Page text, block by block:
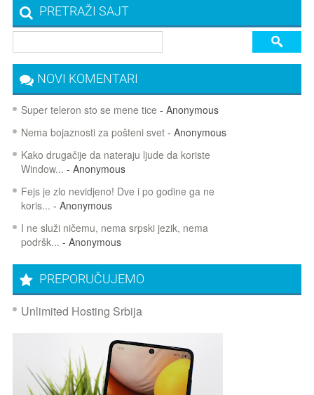
PRETRAŽI SAJT
NOVI KOMENTARI
Super teleron sto se mene tice - Anonymous
Nema bojaznosti za pošteni svet- Anonymous
Kako drugačije da nateraju ljude da koriste
Window... - Anonymous
Fejs je zlo nevidjeno! Dve i po godine ga ne
koris... - Anonymous
I ne služi ničemu, nema srpski jezik, nema
podršk... - Anonymous
PREPORUČUJEMO
Unlimited Hosting Srbija